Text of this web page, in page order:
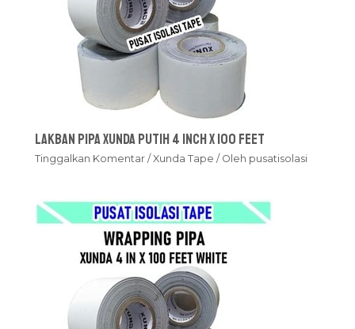
Lakban Pipa Xunda Putih 4 inch x 100 feet
Tinggalkan Komentar /Xunda Tape / Oleh pusatisolasi